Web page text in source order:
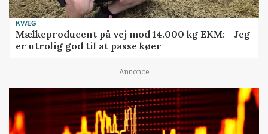
KVÆG
Mælkeproducent på vej mod 14.000 kg EKM: - Jeg
er utrolig god til at passe køer
Annonce